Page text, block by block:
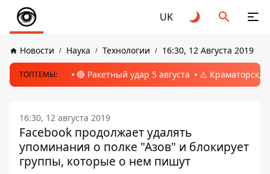
UK
Новости Наука Технологии 16:30, 12 Августа 2019
ТОПТЕМЫ: 🔴 Ракетный удар 5 августа ⚠️ Краматорск,
16:30, 12 августа 2019
Facebook продолжает удалять
упоминания о полке "Азов" и блокирует
группы, которые о нем пишут